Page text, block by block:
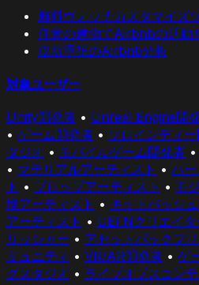
無料ウォッチカスタマイズ
任意の建物でAirbnbの活動
収益重視のAirbnb分析
対象ユーザー
Unity開発者 • Unreal Engine開
• ゲーム開発者 • ソロインディ
タジオ • モバイルゲーム開発者 •
• マテリアルアーティスト • ハ
ト • プロップアーティスト • モ
境アーティスト • キットバッシ
アーティスト • UEFNクリエイタ
リッシャー • アセットパックフ
ミュニティ • VR/AR開発者 • ゲ
グスタジオ • ライブオプスコン